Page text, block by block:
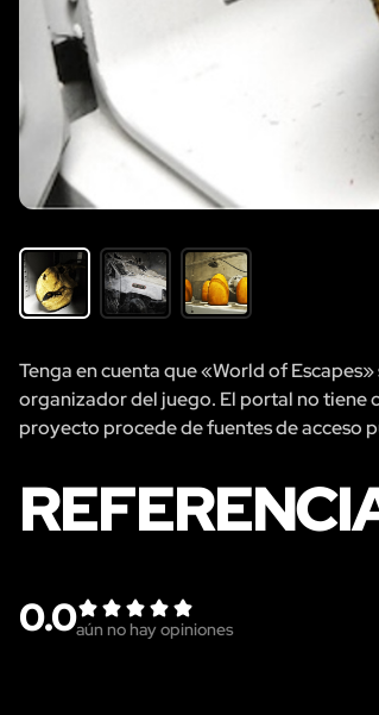
Tenga en cuenta que «World of
organizador del juego. El portal no tiene
proyecto procede de fuentes de acceso
0.0aún no hay opiniones